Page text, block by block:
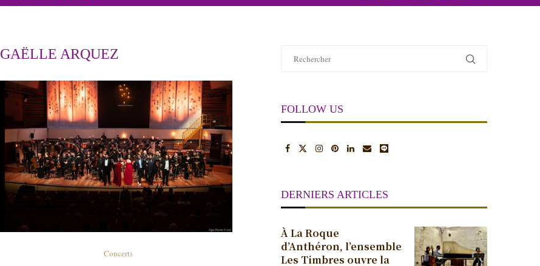
GAËLLE ARQUEZ
Concerts
FOLLOW US
DERNIERS ARTICLES
À La Roque
d’Anthéron, l’ensemble
Les Timbres ouvre la